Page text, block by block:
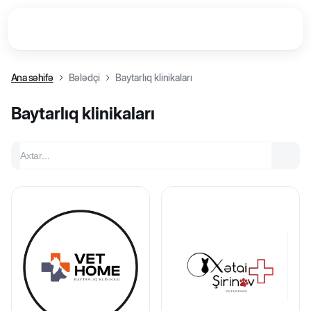
Ana səhifə Bələdçi Baytarlıq klinikaları
Baytarlıq klinikaları